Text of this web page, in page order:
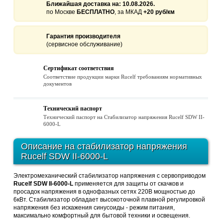
Ближайшая доставка на: 10.08.2026.
по Москве БЕСПЛАТНО, за МКАД +20 руб/км
Гарантия производителя
(сервисное обслуживание)
Сертификат соответствия
Соответствие продукции марки Rucelf требованиям нормативных
документов
Технический паспорт
Технический паспорт на Стабилизатор напряжения Rucelf SDW II-
6000-L
Описание на стабилизатор напряжения
Rucelf SDW II-6000-L
Электромеханический стабилизатор напряжения с сервоприводом
Rucelf SDW II-6000-Lприменяется для защиты от скачков и
просадок напряжения в однофазных сетях 220В мощностью до
6кВт. Стабилизатор обладает высокоточной плавной регулировкой
напряжения без искажения синусоиды - режим питания,
максимально комфортный для бытовой техники и освещения.